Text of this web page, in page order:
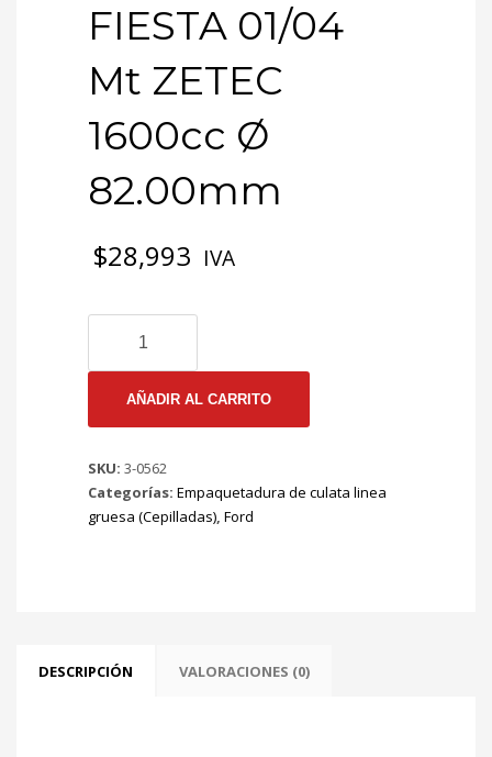
FIESTA 01/04
Mt ZETEC
1600cc Ø
82.00mm
$28,993 IVA
EMP
CULATA
GRUESA
KA
01/04
FIESTA
82.00mm
AÑADIR AL CARRITO
SKU: 3-0562
Categorías: Empaquetadura de culata linea
gruesa (Cepilladas), Ford
DESCRIPCIÓN VALORACIONES (0)